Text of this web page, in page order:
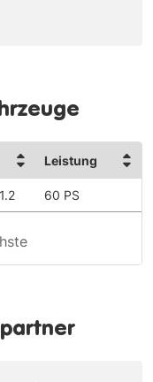
Leistung
60 PS